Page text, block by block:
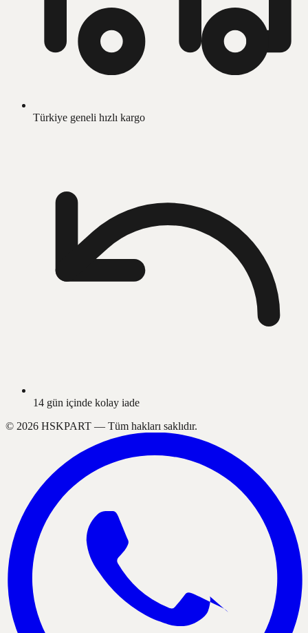
Türkiye geneli hızlı kargo
14 gün içinde kolay iade
© 2026 HSKPART — Tüm hakları saklıdır.